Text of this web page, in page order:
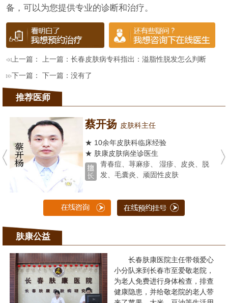
备，可以为您提供专业的诊断和治疗。
上一篇： 上一篇：长春皮肤病专科指出：溢脂性脱发怎么判断
下一篇： 下一篇：没有了
推荐医师
蔡开扬 皮肤科主任
★ 10余年皮肤科临床经验
★ 肤康皮肤病坐诊医生
青春痘、荨麻疹、 湿疹、皮炎、脱
发、毛囊炎、顽固性皮肤
肤康公益
长春肤康医院主任带领爱心
小分队来到长春市至爱敬老院，
为老人免费进行身体检查，排查
健康隐患，并给敬老院的老人带